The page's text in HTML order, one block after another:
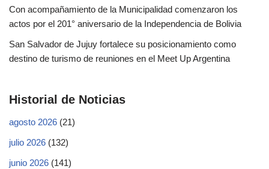
Con acompañamiento de la Municipalidad comenzaron los
actos por el 201° aniversario de la Independencia de Bolivia
San Salvador de Jujuy fortalece su posicionamiento como
destino de turismo de reuniones en el Meet Up Argentina
Historial de Noticias
agosto 2026 (21)
julio 2026 (132)
junio 2026 (141)